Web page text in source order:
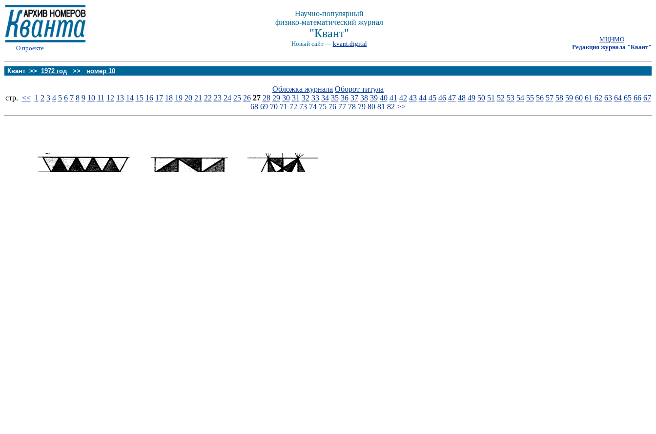
О проекте
Научно-популярный
физико-математический журнал
"Квант"
Новый сайт — kvant.digital
МЦНМО
Редакция журнала "Квант"
Квант >> 1972 год >> номер 10
Обложка журнала Оборот титула
стp. << 1 2 3 4 5 6 7 8 9 10 11 12 13 14 15 16 17 18 19 20 21 22 23 24 25 26 27 28 29 30 31 32 33 34 35 36 37 38 39 40 41 42 43 44 45 46 47 48 49 50 51 52 53 54 55 56 57 58 59 60 61 62 63 64 65 66 67
68 69 70 71 72 73 74 75 76 77 78 79 80 81 82 >>